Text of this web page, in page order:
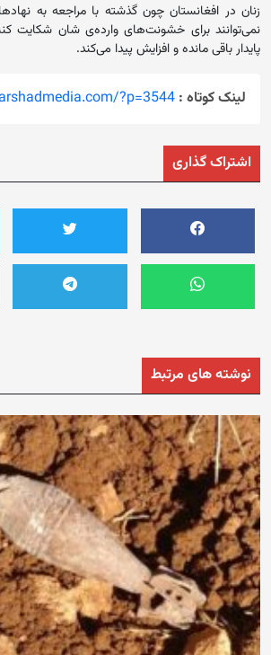
زنان در افغانستان چون گذشته با مراجعه به
نمی‌توانند برای خشونت‌های وارده‌ی شان شکایت
پایدار باقی مانده و افزایش پیدا می‌کند.
لینک کوتاه : ?p=3544
اشتراک گذاری
نوشته های مرتبط